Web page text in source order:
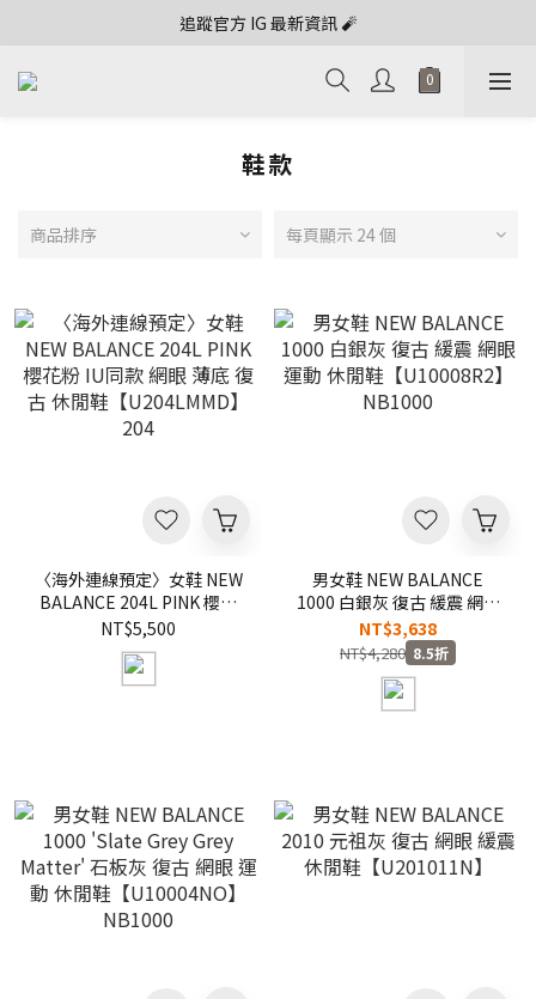
追蹤官方 IG 最新資訊 🧨
鞋款
商品排序 每頁顯示 24 個
〈海外連線預定〉女鞋 NEW
BALANCE 204L PINK 櫻花
粉 IU同款 網眼 薄底 復古 休
閒鞋【U204LMMD】204
NT$5,500
男女鞋 NEW BALANCE
1000 白銀灰 復古 緩震 網眼
運動 休閒鞋【U10008R2】
NB1000
NT$3,638
NT$4,280 8.5折